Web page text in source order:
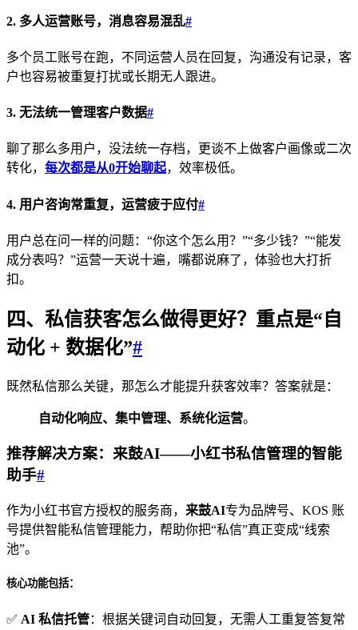
2. 多人运营账号，消息容易混乱#
多个员工账号在跑，不同运营人员在回复，沟通没有记录，客
户也容易被重复打扰或长期无人跟进。
3. 无法统一管理客户数据#
聊了那么多用户，没法统一存档，更谈不上做客户画像或二次
转化， 每次都是从0开始聊起，效率极低。
4. 用户咨询常重复，运营疲于应付#
用户总在问一样的问题：“你这个怎么用？”“多少钱？”“能发
成分表吗？”运营一天说十遍，嘴都说麻了，体验也大打折
扣。
四、私信获客怎么做得更好？重点是“自
动化 + 数据化”#
既然私信那么关键，那怎么才能提升获客效率？答案就是：
自动化响应、集中管理、系统化运营。
推荐解决方案：来鼓AI——小红书私信管理的智能
助手#
作为小红书官方授权的服务商， 来鼓AI专为品牌号、KOS 账
号提供智能私信管理能力，帮助你把“私信”真正变成“线索
池”。
核心功能包括：
✅ AI 私信托管：根据关键词自动回复，无需人工重复答复常